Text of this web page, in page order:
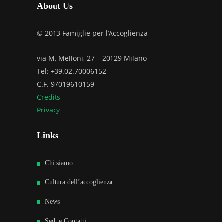
About Us
© 2013 Famiglie per l’Accoglienza
via M. Melloni, 27 – 20129 Milano
Tel: +39.02.70006152
C.F. 97019610159
Credits
Privacy
Links
Chi siamo
Cultura dell’accoglienza
News